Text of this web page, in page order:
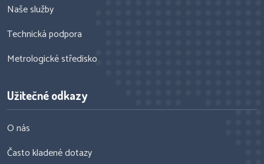
Naše služby
Technická podpora
Metrologické středisko
Užitečné odkazy
O nás
Často kladené dotazy